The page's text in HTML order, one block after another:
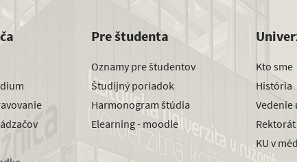
Pre študenta
Oznamy pre študentov
Študijný poriadok
Harmonogram štúdia
Elearning - moodle
Kto sme
História
Vedenie
Rektorát
KU v